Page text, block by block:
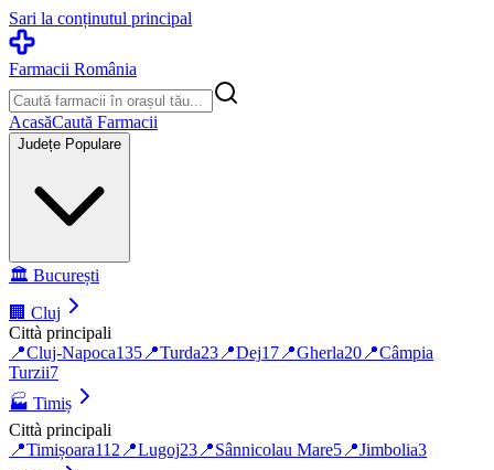
Sari la conținutul principal
Farmacii România
AcasăCaută Farmacii
Județe Populare
🏛️ București
🏢 Cluj
Città principali
📍Cluj-Napoca135 📍Turda23 📍Dej17 📍Gherla20 📍Câmpia
Turzii7
🏭 Timiș
Città principali
📍Timișoara112 📍Lugoj23 📍Sânnicolau Mare5 📍Jimbolia3